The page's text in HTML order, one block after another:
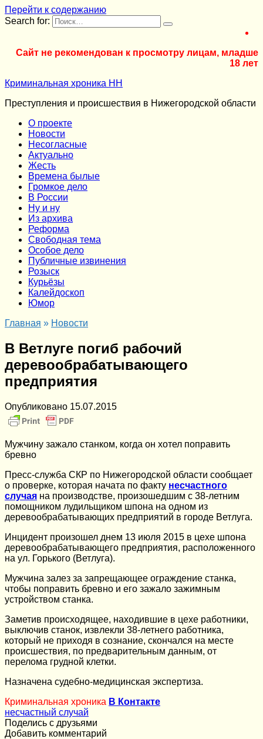
Перейти к содержанию
Search for:
Сайт не рекомендован к просмотру лицам, младше
18 лет
Криминальная хроника НН
Преступления и происшествия в Нижегородской области
О проекте
Новости
Несогласные
Актуально
Жесть
Времена былые
Громкое дело
В России
Ну и ну
Из архива
Реформа
Cвободная тема
Особое дело
Публичные извинения
Розыск
Курьёзы
Калейдоскоп
Юмор
Главная » Новости
В Ветлуге погиб рабочий
деревообрабатывающего
предприятия
Опубликовано 15.07.2015
Мужчину зажало станком, когда он хотел поправить
бревно
Пресс-служба СКР по Нижегородской области сообщает
о проверке, которая начата по факту несчастного
случая на производстве, произошедшим с 38-летним
помощником лудильщиком шпона на одном из
деревообрабатывающих предприятий в городе Ветлуга.
Инцидент произошел днем 13 июля 2015 в цехе шпона
деревообрабатывающего предприятия, расположенного
на ул. Горького (Ветлуга).
Мужчина залез за запрещающее ограждение станка,
чтобы поправить бревно и его зажало зажимным
устройством станка.
Заметив происходящее, находившие в цехе работники,
выключив станок, извлекли 38-летнего работника,
который не приходя в сознание, скончался на месте
происшествия, по предварительным данным, от
перелома грудной клетки.
Назначена судебно-медицинская экспертиза.
Криминальная хроника В Контакте
несчастный случай
Поделись с друзьями
Добавить комментарий